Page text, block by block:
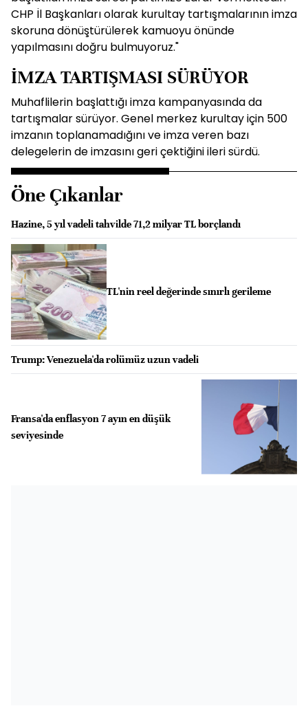
CHP İl Başkanları olarak kurultay tartışmalarının imza
skoruna dönüştürülerek kamuoyu önünde
yapılmasını doğru bulmuyoruz."
İMZA TARTIŞMASI SÜRÜYOR
Muhaflilerin başlattığı imza kampanyasında da
tartışmalar sürüyor. Genel merkez kurultay için 500
imzanın toplanamadığını ve imza veren bazı
delegelerin de imzasını geri çektiğini ileri sürdü.
Öne Çıkanlar
Hazine, 5 yıl vadeli tahvilde 71,2 milyar TL borçlandı
TL'nin reel değerinde sınırlı gerileme
Trump: Venezuela'da rolümüz uzun vadeli
Fransa'da enflasyon 7 ayın en düşük
seviyesinde